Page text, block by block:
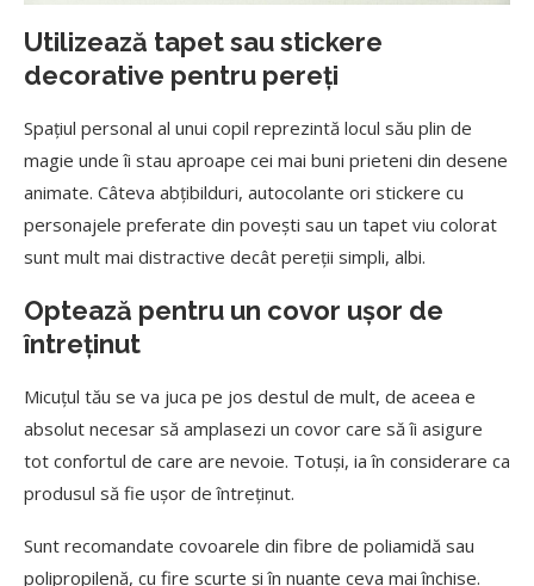
Utilizează tapet sau stickere
decorative pentru pereți
Spațiul personal al unui copil reprezintă locul său plin de
magie unde îi stau aproape cei mai buni prieteni din desene
animate. Câteva abțibilduri, autocolante ori stickere cu
personajele preferate din povești sau un tapet viu colorat
sunt mult mai distractive decât pereții simpli, albi.
Optează pentru un covor ușor de
întreținut
Micuțul tău se va juca pe jos destul de mult, de aceea e
absolut necesar să amplasezi un covor care să îi asigure
tot confortul de care are nevoie. Totuși, ia în considerare ca
produsul să fie ușor de întreținut.
Sunt recomandate covoarele din fibre de poliamidă sau
polipropilenă, cu fire scurte și în nuanțe ceva mai închise.